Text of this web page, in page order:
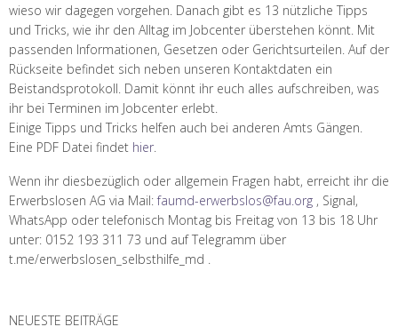
wieso wir dagegen vorgehen. Danach gibt es 13 nützliche Tipps
und Tricks, wie ihr den Alltag im Jobcenter überstehen könnt. Mit
passenden Informationen, Gesetzen oder Gerichtsurteilen. Auf der
Rückseite befindet sich neben unseren Kontaktdaten ein
Beistandsprotokoll. Damit könnt ihr euch alles aufschreiben, was
ihr bei Terminen im Jobcenter erlebt.
Einige Tipps und Tricks helfen auch bei anderen Amts Gängen.
Eine PDF Datei findet hier
Wenn ihr diesbezüglich oder allgemein Fragen habt, erreicht ihr die
Erwerbslosen AG via Mail:faumd-erwerbslos@fau.org , Signal,
WhatsApp oder telefonisch Montag bis Freitag von 13 bis 18 Uhr
unter: 0152 193 311 73 und auf Telegramm über
t.me/erwerbslosen_selbsthilfe_md .
NEUESTE BEITRÄGE